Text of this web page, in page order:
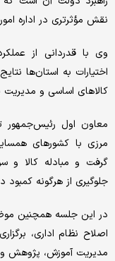
نقش مؤثرتری در اداره
اختیارات به استان‌ها
کالاهای اساسی و
معاون اول رئیس‌جمهور
مرزی با کشورهای
گرفت و مبادله کالا و
جلوگیری از هرگونه کمبود
در این جلسه همچنین
اصلاح نظام اداری،
مدیریت آموزش، پژوهش